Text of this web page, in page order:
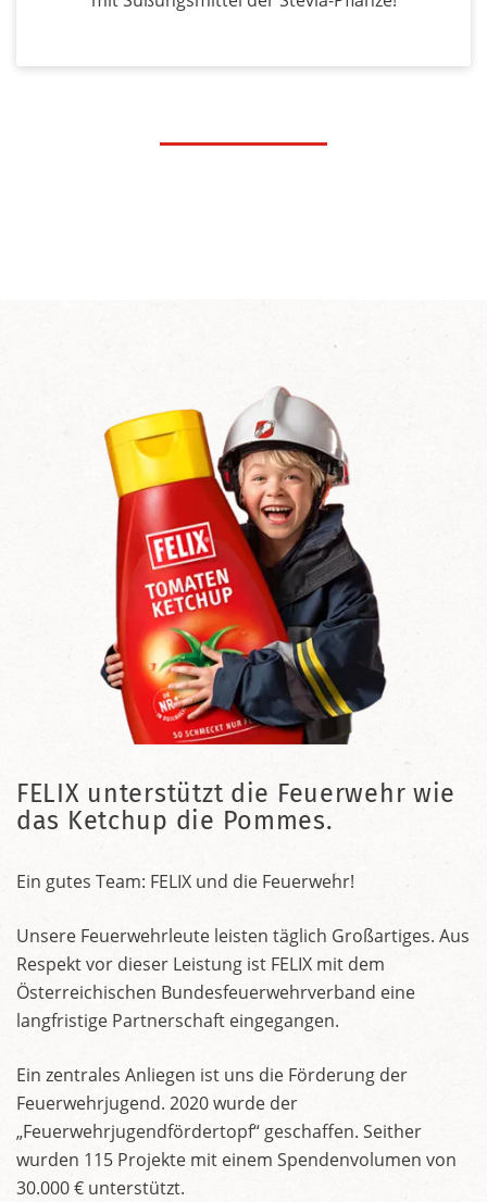
FELIX unterstützt die Feuerwehr wie
das Ketchup die Pommes.
Ein gutes Team: FELIX und die Feuerwehr!
Unsere Feuerwehrleute leisten täglich Großartiges. Aus
Respekt vor dieser Leistung ist FELIX mit dem
Österreichischen Bundesfeuerwehrverband eine
langfristige Partnerschaft eingegangen.
Ein zentrales Anliegen ist uns die Förderung der
Feuerwehrjugend. 2020 wurde der
„Feuerwehrjugendfördertopf“ geschaffen. Seither
wurden 115 Projekte mit einem Spendenvolumen von
30.000 € unterstützt.